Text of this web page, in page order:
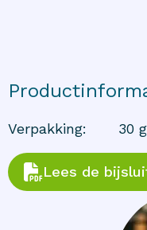
Verpakking: 30 g
Lees de